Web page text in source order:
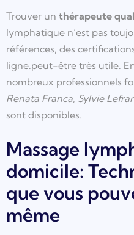
Trouver un thérapeute
lymphatique n’est pas
références, des
ligne.peut-être très utile.
nombreux professionnels
Renata Franca, Sylvie
sont disponibles.
Massage
domicile:
que vous
même